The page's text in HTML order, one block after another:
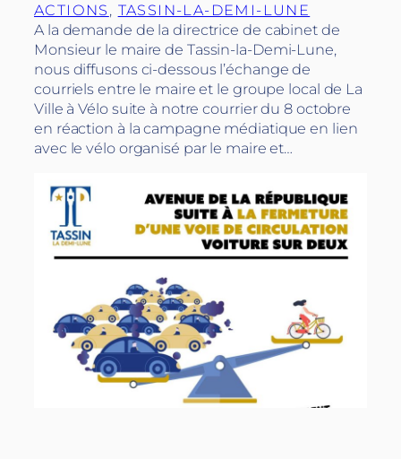
ACTIONS , TASSIN-LA-DEMI-LUNE
A la demande de la directrice de cabinet de
Monsieur le maire de Tassin-la-Demi-Lune,
nous diffusons ci-dessous l’échange de
courriels entre le maire et le groupe local de La
Ville à Vélo suite à notre courrier du 8 octobre
en réaction à la campagne médiatique en lien
avec le vélo organisé par le maire et…